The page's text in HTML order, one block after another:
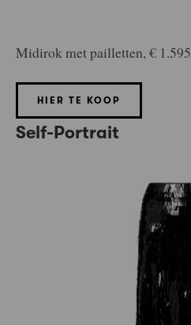
Midirok met pailletten, € 1.595
HIER TE KOOP
Self-Portrait